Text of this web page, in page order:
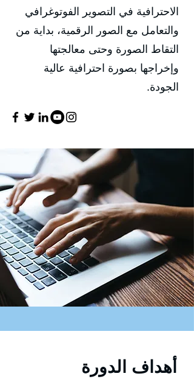
الاحترافية في التصوير الفوتوغرافي
والتعامل مع الصور الرقمية، بداية من
التقاط الصورة وحتى معالجتها
وإخراجها بصورة احترافية عالية
الجودة.